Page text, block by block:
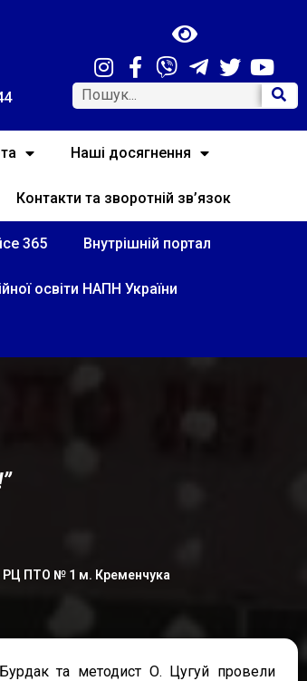
Наші досягнення
Контакти та зворотній зв’язок
365 Внутрішній портал
освіти НАПН України
РЦ ПТО № 1 м. Кременчука
та методист О. Цугуй провели